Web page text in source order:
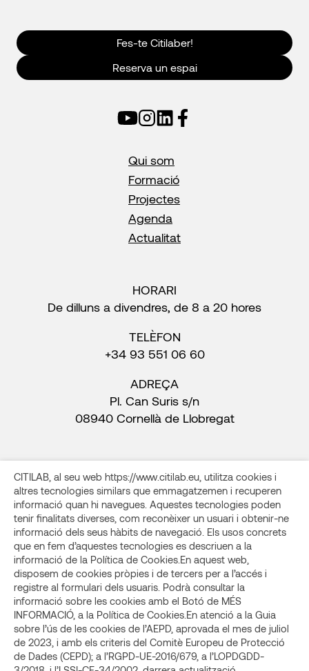
Qui som
Formació
Projectes
Agenda
Actualitat
Fes-te Citilaber!
Reserva un espai
HORARI
De dilluns a divendres, de 8 a 20 hores
TELÈFON
+34 93 551 06 60
ADREÇA
Pl. Can Suris s/n
08940 Cornellà de Llobregat
Transparència ContacteAvís legal i Política de privacitat
Política de cookiesCondicions d’ús
Els materials l’autoria del qual és de Citilab, si no s’indica
expressament el contrari, es poden compartir amb llicència
Creative Commons (CC): CC BY-NC-SA 4.0 (internacional),
atribuïnt l’autoria.
Per la resta de coneixements, consulteu les llicències
aplicades als enllaços corresponents a cada material.
Copyright 2024 FUNDACIÓ PEL FOMENT DE LA SOCIETAT DEL
CONEIXEMENT (CITILAB)
CITILAB, al seu web https://www.citilab.eu, utilitza cookies i
altres tecnologies similars que emmagatzemen i recuperen
informació quan hi navegues. Aquestes tecnologies poden
tenir finalitats diverses, com reconèixer un usuari i obtenir-ne
informació dels seus hàbits de navegació. Els usos concrets
que en fem d’aquestes tecnologies es descriuen a la
informació de la Política de Cookies.En aquest web,
disposem de cookies pròpies i de tercers per a l’accés i
registre al formulari dels usuaris. Podrà consultar la
informació sobre les cookies amb el Botó de MÉS
INFORMACIÓ, a la Política de Cookies.En atenció a la Guia
sobre l’ús de les cookies de l’AEPD, aprovada el mes de juliol
de 2023, i amb els criteris del Comitè Europeu de Protecció
de Dades (CEPD); a l’RGPD-UE-2016/679, a l’LOPDGDD-